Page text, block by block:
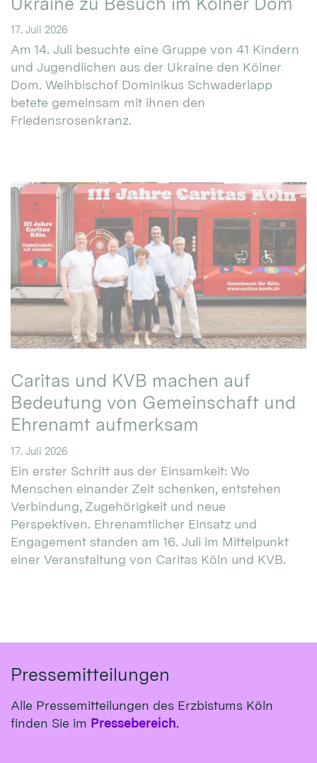
17. Juli 2026
Am 14. Juli besuchte eine Gruppe von 41 Kindern
und Jugendlichen aus der Ukraine den Kölner
Dom. Weihbischof Dominikus Schwaderlapp
betete gemeinsam mit ihnen den
Friedensrosenkranz.
Caritas und KVB machen auf
Bedeutung von Gemeinschaft und
Ehrenamt aufmerksam
17. Juli 2026
Ein erster Schritt aus der Einsamkeit: Wo
Menschen einander Zeit schenken, entstehen
Verbindung, Zugehörigkeit und neue
Perspektiven. Ehrenamtlicher Einsatz und
Engagement standen am 16. Juli im Mittelpunkt
einer Veranstaltung von Caritas Köln und KVB.
Pressemitteilungen
Alle Pressemitteilungen des Erzbistums Köln
finden Sie im Pressebereich.